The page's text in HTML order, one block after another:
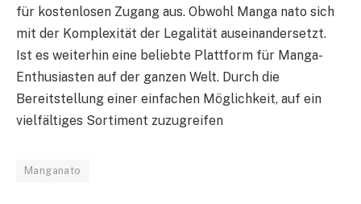
für kostenlosen Zugang aus. Obwohl Manga nato sich
mit der Komplexität der Legalität auseinandersetzt.
Ist es weiterhin eine beliebte Plattform für Manga-
Enthusiasten auf der ganzen Welt. Durch die
Bereitstellung einer einfachen Möglichkeit, auf ein
vielfältiges Sortiment zuzugreifen
Manganato